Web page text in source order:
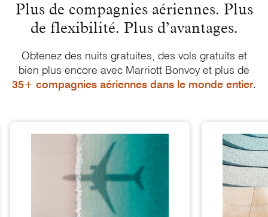
Plus de compagnies aériennes. Plus
de flexibilité. Plus d’avantages.
Obtenez des nuits gratuites, des vols gratuits et
bien plus encore avec Marriott Bonvoy et plus de
35+ compagnies aériennes dans le monde entier.